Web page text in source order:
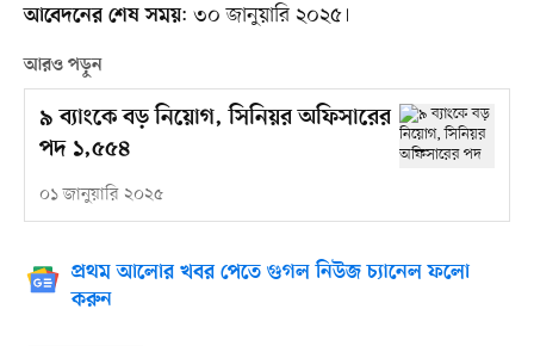
আবেদনের শেষ সময়: ৩০ জানুয়ারি ২০২৫।
আরও পড়ুন
৯ ব্যাংকে বড় নিয়োগ, সিনিয়র অফিসারের
পদ ১,৫৫৪
০১ জানুয়ারি ২০২৫
প্রথম আলোর খবর পেতে গুগল নিউজ চ্যানেল ফলো
করুন